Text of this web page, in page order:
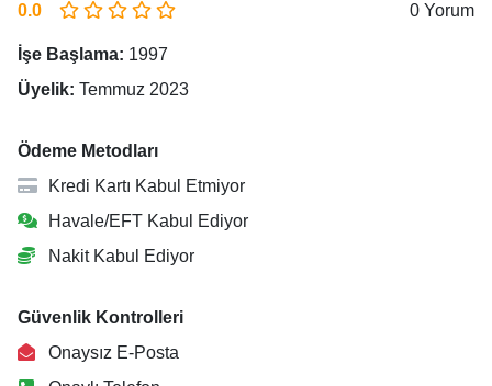
0.0 0 Yorum
İşe Başlama: 1997
Üyelik: Temmuz 2023
Ödeme Metodları
Kredi Kartı Kabul Etmiyor
Havale/EFT Kabul Ediyor
Nakit Kabul Ediyor
Güvenlik Kontrolleri
Onaysız E-Posta